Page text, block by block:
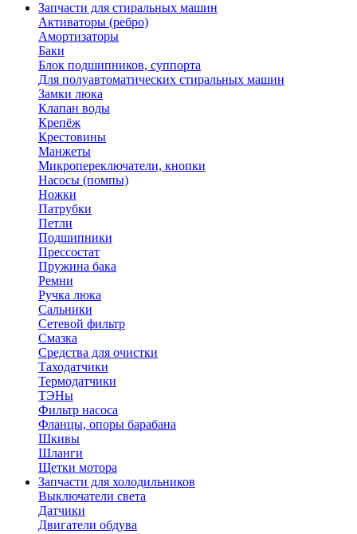
Запчасти для стиральных машин
Активаторы (ребро)
Амортизаторы
Баки
Блок подшипников, суппорта
Для полуавтоматических стиральных машин
Замки люка
Клапан воды
Крепёж
Крестовины
Манжеты
Микропереключатели, кнопки
Насосы (помпы)
Ножки
Патрубки
Петли
Подшипники
Прессостат
Пружина бака
Ремни
Ручка люка
Сальники
Сетевой фильтр
Смазка
Средства для очистки
Таходатчики
Термодатчики
ТЭНы
Фильтр насоса
Фланцы, опоры барабана
Шкивы
Шланги
Щетки мотора
Запчасти для холодильников
Выключатели света
Датчики
Двигатели обдува